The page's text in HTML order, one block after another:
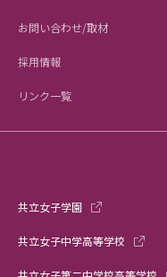
お問い合わせ/取材
採用情報
リンク一覧
共立女子学園
共立女子中学高等学校